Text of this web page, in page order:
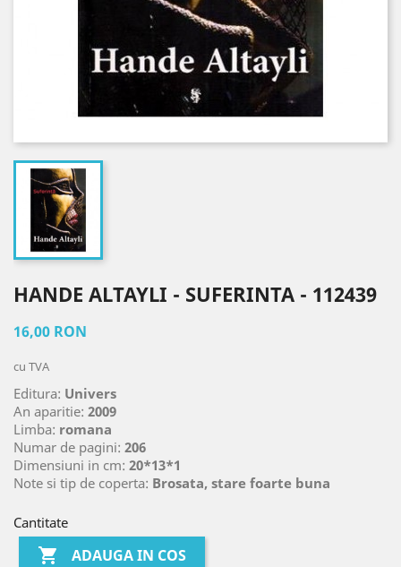
HANDE ALTAYLI - SUFERINTA - 112439
16,00 RON
cu TVA
Editura: Univers
An aparitie: 2009
Limba: romana
Numar de pagini: 206
Dimensiuni in cm: 20*13*1
Note si tip de coperta: Brosata, stare foarte buna
Cantitate
 ADAUGA IN COS